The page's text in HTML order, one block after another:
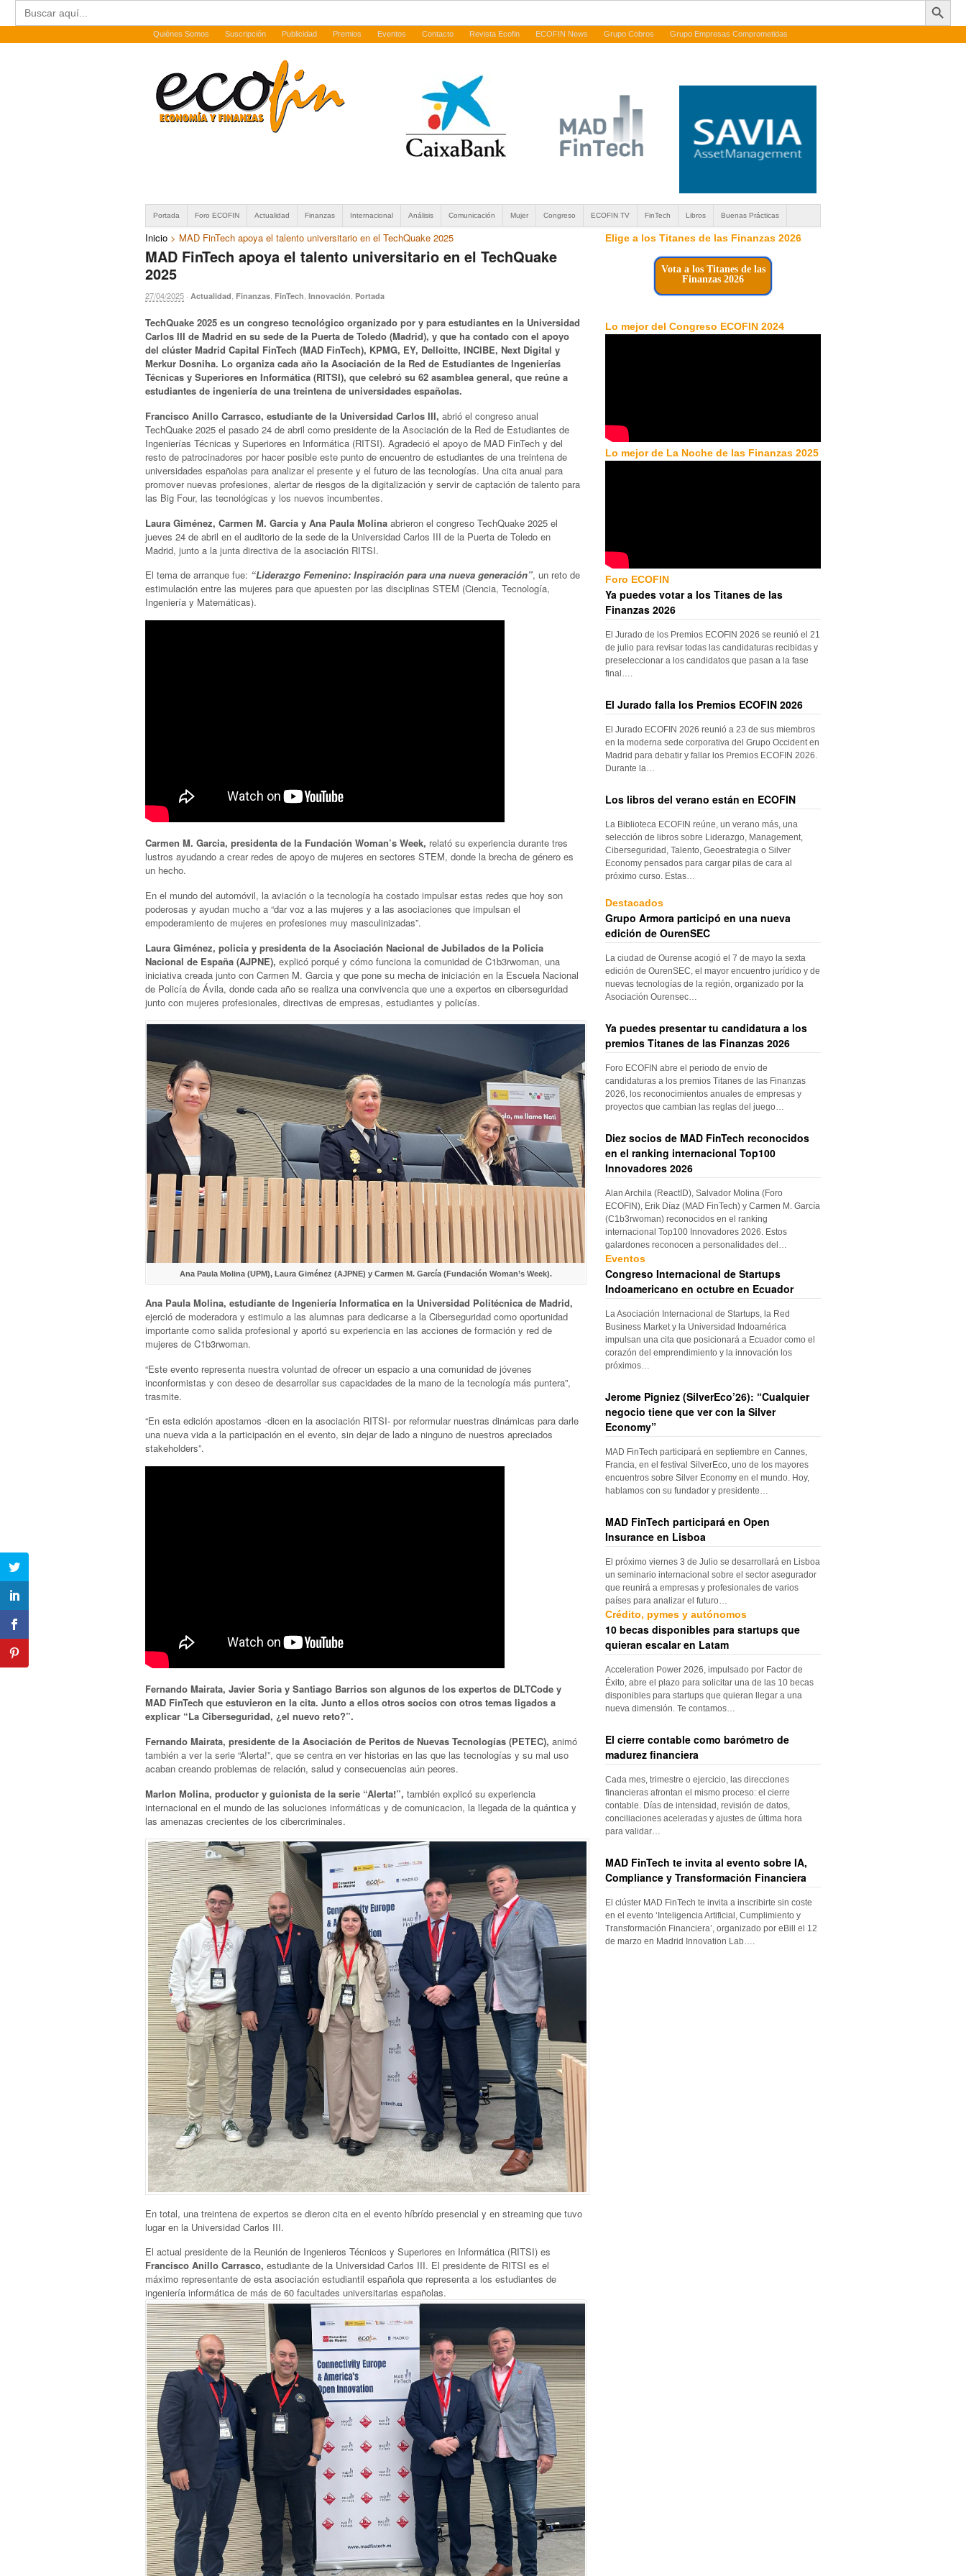
Buscar:
Quiénes Somos Suscripción Publicidad Premios Eventos Contacto Revista Ecofin ECOFIN News Grupo Cobros Grupo Empresas Comprometidas
Portada Foro ECOFIN Actualidad Finanzas Internacional Análisis Comunicación Mujer Congreso ECOFIN TV FinTech Libros Buenas Prácticas
Inicio > MAD FinTech apoya el talento universitario en el TechQuake 2025
MAD FinTech apoya el talento universitario en el TechQuake
2025
27/04/2025 · Actualidad Finanzas FinTech Innovación Portada
TechQuake 2025 es un congreso tecnológico organizado por y para estudiantes en la Universidad
Carlos III de Madrid en su sede de la Puerta de Toledo (Madrid), y que ha contado con el apoyo
del clúster Madrid Capital FinTech (MAD FinTech), KPMG, EY, Delloitte, INCIBE, Next Digital y
Merkur Dosniha. Lo organiza cada año la Asociación de la Red de Estudiantes de Ingenierías
Técnicas y Superiores en Informática (RITSI), que celebró su 62 asamblea general, que reúne a
estudiantes de ingeniería de una treintena de universidades españolas.
Francisco Anillo Carrasco, estudiante de la Universidad Carlos III, abrió el congreso anual
TechQuake 2025 el pasado 24 de abril como presidente de la Asociación de la Red de Estudiantes de
Ingenierías Técnicas y Superiores en Informática (RITSI). Agradeció el apoyo de MAD FinTech y del
resto de patrocinadores por hacer posible este punto de encuentro de estudiantes de una treintena de
universidades españolas para analizar el presente y el futuro de las tecnologías. Una cita anual para
promover nuevas profesiones, alertar de riesgos de la digitalización y servir de captación de talento para
las Big Four, las tecnológicas y los nuevos incumbentes.
Laura Giménez, Carmen M. García y Ana Paula Molina abrieron el congreso TechQuake 2025 el
jueves 24 de abril en el auditorio de la sede de la Universidad Carlos III de la Puerta de Toledo en
Madrid, junto a la junta directiva de la asociación RITSI.
El tema de arranque fue: “Liderazgo Femenino: Inspiración para una nueva generación”, un reto de
estimulación entre las mujeres para que apuesten por las disciplinas STEM (Ciencia, Tecnología,
Ingeniería y Matemáticas).
Carmen M. Garcia, presidenta de la Fundación Woman’s Week, relató su experiencia durante tres
lustros ayudando a crear redes de apoyo de mujeres en sectores STEM, donde la brecha de género es
un hecho.
En el mundo del automóvil, la aviación o la tecnología ha costado impulsar estas redes que hoy son
poderosas y ayudan mucho a “dar voz a las mujeres y a las asociaciones que impulsan el
empoderamiento de mujeres en profesiones muy masculinizadas”.
Laura Giménez, policia y presidenta de la Asociación Nacional de Jubilados de la Policia
Nacional de España (AJPNE), explicó porqué y cómo funciona la comunidad de C1b3rwoman, una
iniciativa creada junto con Carmen M. Garcia y que pone su mecha de iniciación en la Escuela Nacional
de Policía de Ávila, donde cada año se realiza una convivencia que une a expertos en ciberseguridad
junto con mujeres profesionales, directivas de empresas, estudiantes y policías.
Ana Paula Molina (UPM), Laura Giménez (AJPNE) y Carmen M. García (Fundación Woman’s Week).
Ana Paula Molina, estudiante de Ingeniería Informatica en la Universidad Politécnica de Madrid,
ejerció de moderadora y estimulo a las alumnas para dedicarse a la Ciberseguridad como oportunidad
importante como salida profesional y aportó su experiencia en las acciones de formación y red de
mujeres de C1b3rwoman.
“Este evento representa nuestra voluntad de ofrecer un espacio a una comunidad de jóvenes
inconformistas y con deseo de desarrollar sus capacidades de la mano de la tecnología más puntera”,
trasmite.
“En esta edición apostamos -dicen en la asociación RITSI- por reformular nuestras dinámicas para darle
una nueva vida a la participación en el evento, sin dejar de lado a ninguno de nuestros apreciados
stakeholders”.
Fernando Mairata, Javier Soria y Santiago Barrios son algunos de los expertos de DLTCode y
MAD FinTech que estuvieron en la cita. Junto a ellos otros socios con otros temas ligados a
explicar “La Ciberseguridad, ¿el nuevo reto?”.
Fernando Mairata, presidente de la Asociación de Peritos de Nuevas Tecnologías (PETEC), animó
también a ver la serie “Alerta!”, que se centra en ver historias en las que las tecnologías y su mal uso
acaban creando problemas de relación, salud y consecuencias aún peores.
Marlon Molina, productor y guionista de la serie “Alerta!”, también explicó su experiencia
internacional en el mundo de las soluciones informáticas y de comunicacion, la llegada de la quántica y
las amenazas crecientes de los cibercriminales.
En total, una treintena de expertos se dieron cita en el evento híbrído presencial y en streaming que tuvo
lugar en la Universidad Carlos III.
El actual presidente de la Reunión de Ingenieros Técnicos y Superiores en Informática (RITSI) es
Francisco Anillo Carrasco, estudiante de la Universidad Carlos III. El presidente de RITSI es el
máximo representante de esta asociación estudiantil española que representa a los estudiantes de
ingeniería informática de más de 60 facultades universitarias españolas.
Elige a los Titanes de las Finanzas 2026
Vota a los Titanes de las
Finanzas 2026
Lo mejor del Congreso ECOFIN 2024
Lo mejor de La Noche de las Finanzas 2025
Foro ECOFIN
Ya puedes votar a los Titanes de las
Finanzas 2026
El Jurado de los Premios ECOFIN 2026 se reunió el 21
de julio para revisar todas las candidaturas recibidas y
preseleccionar a los candidatos que pasan a la fase
final….
El Jurado falla los Premios ECOFIN 2026
El Jurado ECOFIN 2026 reunió a 23 de sus miembros
en la moderna sede corporativa del Grupo Occident en
Madrid para debatir y fallar los Premios ECOFIN 2026.
Durante la…
Los libros del verano están en ECOFIN
La Biblioteca ECOFIN reúne, un verano más, una
selección de libros sobre Liderazgo, Management,
Ciberseguridad, Talento, Geoestrategia o Silver
Economy pensados para cargar pilas de cara al
próximo curso. Estas…
Destacados
Grupo Armora participó en una nueva
edición de OurenSEC
La ciudad de Ourense acogió el 7 de mayo la sexta
edición de OurenSEC, el mayor encuentro jurídico y de
nuevas tecnologías de la región, organizado por la
Asociación Ourensec…
Ya puedes presentar tu candidatura a los
premios Titanes de las Finanzas 2026
Foro ECOFIN abre el periodo de envío de
candidaturas a los premios Titanes de las Finanzas
2026, los reconocimientos anuales de empresas y
proyectos que cambian las reglas del juego…
Diez socios de MAD FinTech reconocidos
en el ranking internacional Top100
Innovadores 2026
Alan Archila (ReactID), Salvador Molina (Foro
ECOFIN), Erik Díaz (MAD FinTech) y Carmen M. García
(C1b3rwoman) reconocidos en el ranking
internacional Top100 Innovadores 2026. Estos
galardones reconocen a personalidades del…
Eventos
Congreso Internacional de Startups
Indoamericano en octubre en Ecuador
La Asociación Internacional de Startups, la Red
Business Market y la Universidad Indoamérica
impulsan una cita que posicionará a Ecuador como el
corazón del emprendimiento y la innovación los
próximos…
Jerome Pigniez (SilverEco’26): “Cualquier
negocio tiene que ver con la Silver
Economy”
MAD FinTech participará en septiembre en Cannes,
Francia, en el festival SilverEco, uno de los mayores
encuentros sobre Silver Economy en el mundo. Hoy,
hablamos con su fundador y presidente…
MAD FinTech participará en Open
Insurance en Lisboa
El próximo viernes 3 de Julio se desarrollará en Lisboa
un seminario internacional sobre el sector asegurador
que reunirá a empresas y profesionales de varios
países para analizar el futuro…
Crédito, pymes y autónomos
10 becas disponibles para startups que
quieran escalar en Latam
Acceleration Power 2026, impulsado por Factor de
Éxito, abre el plazo para solicitar una de las 10 becas
disponibles para startups que quieran llegar a una
nueva dimensión. Te contamos…
El cierre contable como barómetro de
madurez financiera
Cada mes, trimestre o ejercicio, las direcciones
financieras afrontan el mismo proceso: el cierre
contable. Días de intensidad, revisión de datos,
conciliaciones aceleradas y ajustes de última hora
para validar…
MAD FinTech te invita al evento sobre IA,
Compliance y Transformación Financiera
El clúster MAD FinTech te invita a inscribirte sin coste
en el evento ‘Inteligencia Artificial, Cumplimiento y
Transformación Financiera’, organizado por eBill el 12
de marzo en Madrid Innovation Lab….